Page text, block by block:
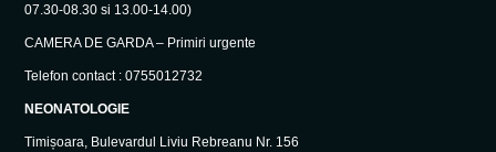
07.30-08.30 si 13.00-14.00)
CAMERA DE GARDA – Primiri urgente
Telefon contact : 0755012732
NEONATOLOGIE
Timișoara, Bulevardul Liviu Rebreanu Nr. 156